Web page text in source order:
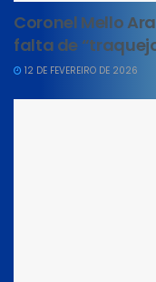
Coronel Mello
falta de
12 DE FEVEREIRO DE 2026